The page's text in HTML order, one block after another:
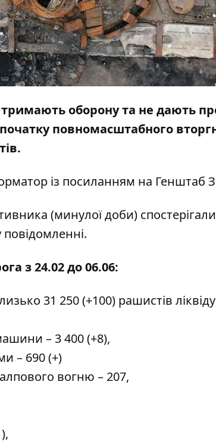
оборону та не дають
початку повномасштабного
із посиланням на Генштаб
(минулої доби)
повідомленні.
з 24.02 до 06.06:
31 250 (+100) рашистів
– 3 400 (+8),
– 690 (+)
вогню – 207,